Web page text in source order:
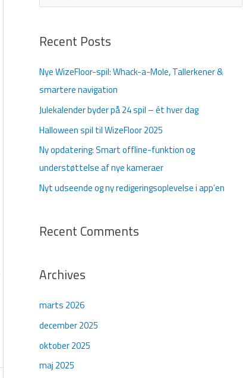
ø
e
f
:
Recent Posts
Nye WizeFloor-spil: Whack-a-Mole, Tallerkener &
smartere navigation
Julekalender byder på 24 spil – ét hver dag
Halloween spil til WizeFloor 2025
Ny opdatering: Smart offline-funktion og
understøttelse af nye kameraer
Nyt udseende og ny redigeringsoplevelse i app’en
Recent Comments
Archives
marts 2026
december 2025
oktober 2025
maj 2025